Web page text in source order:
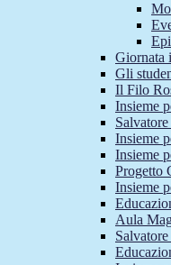
Giornata
Gli
Il Filo
Insieme
Insieme
Insieme
Progetto
Insieme
Aula